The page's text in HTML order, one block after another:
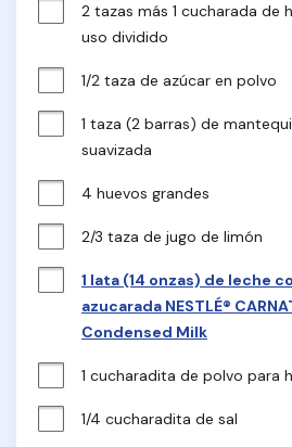
2 tazas más 1 cucharada de
uso dividido
1/2 taza de azúcar en polvo
1 taza (2 barras) de
suavizada
4 huevos grandes
2/3 taza de jugo de limón
1 lata (14 onzas) de leche
azucarada NESTLÉ®
Condensed Milk
1 cucharadita de polvo para
1/4 cucharadita de sal